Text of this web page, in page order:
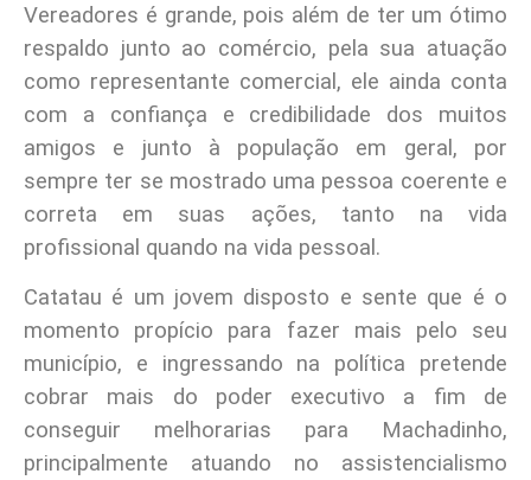
Vereadores é grande, pois além de ter um ótimo
respaldo junto ao comércio, pela sua atuação
como representante comercial, ele ainda conta
com a confiança e credibilidade dos muitos
amigos e junto à população em geral, por
sempre ter se mostrado uma pessoa coerente e
correta em suas ações, tanto na vida
profissional quando na vida pessoal.
Catatau é um jovem disposto e sente que é o
momento propício para fazer mais pelo seu
município, e ingressando na política pretende
cobrar mais do poder executivo a fim de
conseguir melhorarias para Machadinho,
principalmente atuando no assistencialismo